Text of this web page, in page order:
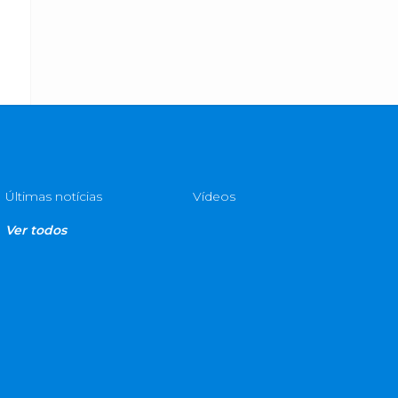
Últimas notícias Vídeos
Ver todos